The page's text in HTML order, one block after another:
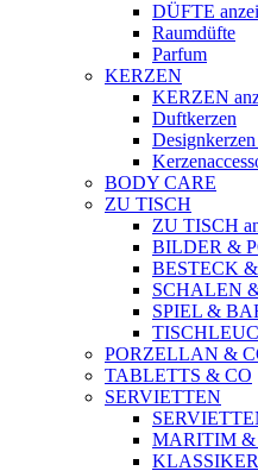
DÜFTE
Raumdüfte
Parfum
KERZEN
KERZEN
Duftkerzen
BODY CARE
ZU TISCH
ZU TISCH
BILDER &
BESTECK
SCHALEN
SPIEL &
PORZELLAN &
TABLETTS & CO
SERVIETTEN
MARITIM &